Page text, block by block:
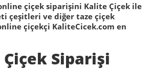
çiçek siparişini Kalite Çiçek ile
çeşitleri ve diğer taze çiçek
çiçekçi KaliteCicek.com en
Çiçek Siparişi